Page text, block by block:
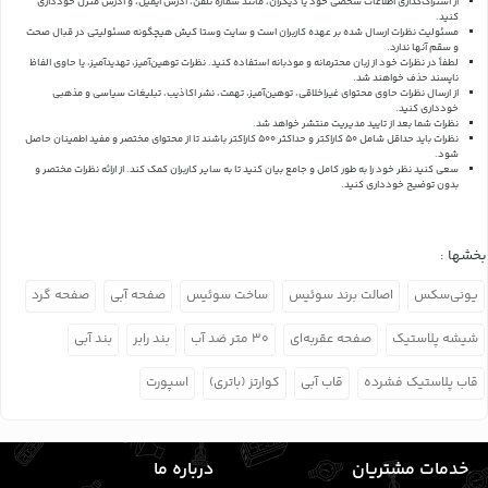
کنید.
مسئولیت نظرات ارسال شده بر عهده کاربران است و سایت وستا کیش هیچگونه مسئولیتی در قبال صحت
و سقم آنها ندارد.
لطفاً در نظرات خود از زبان محترمانه و مودبانه استفاده کنید. نظرات توهین‌آمیز، تهدیدآمیز، یا حاوی الفاظ
ناپسند حذف خواهند شد.
از ارسال نظرات حاوی محتوای غیراخلاقی، توهین‌آمیز، تهمت، نشر اکاذیب، تبلیغات سیاسی و مذهبی
خودداری کنید.
نظرات شما بعد از تایید مدیریت منتشر خواهد شد.
نظرات باید حداقل شامل 50 کاراکتر و حداکثر 500 کاراکتر باشند تا از محتوای مختصر و مفید اطمینان حاصل
شود.
سعی کنید نظر خود را به طور کامل و جامع بیان کنید تا به سایر کاربران کمک کند.از ارائه نظرات مختصر و
بدون توضیح خودداری کنید.
بخشها :
یونی‌سکس اصالت برند سوئیس ساخت سوئیس صفحه آبی صفحه گرد
شیشه پلاستیک صفحه عقربه‌ای ۳۰ متر ضد آب بند رابر بند آبی
قاب پلاستیک فشرده قاب آبی کوارتز (باتری) اسپورت
خدمات مشتریان درباره ما